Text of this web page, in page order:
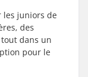
les juniors de
des
dans un
pour le